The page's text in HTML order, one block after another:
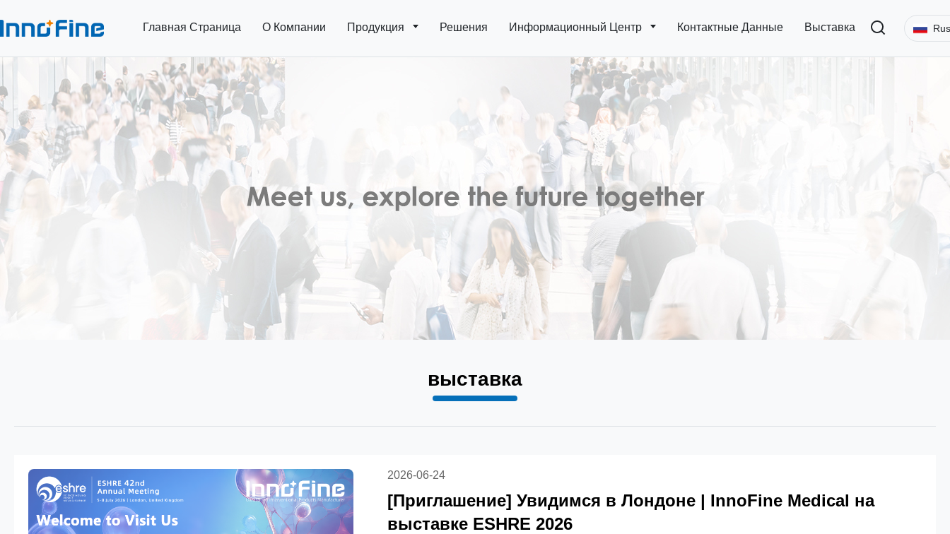
Главная Страница О Компании Продукция Решения Информационный Центр Контактные Данные Выставка
выставка
2026-06-24
[Приглашение] Увидимся в Лондоне | InnoFine Medical на
выставке ESHRE 2026